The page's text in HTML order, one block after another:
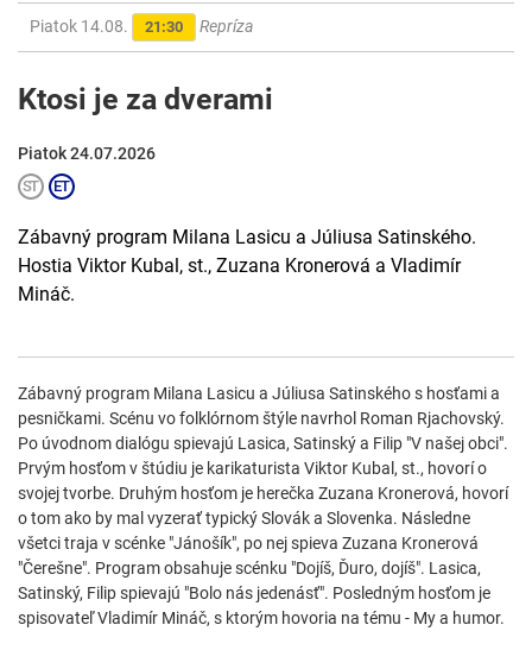
Piatok 14.08. 21:30 Repríza
Ktosi je za dverami
Piatok 24.07.2026
Zábavný program Milana Lasicu a Júliusa Satinského.
Hostia Viktor Kubal, st., Zuzana Kronerová a Vladimír
Mináč.
Zábavný program Milana Lasicu a Júliusa Satinského s hosťami a
pesničkami. Scénu vo folklórnom štýle navrhol Roman Rjachovský.
Po úvodnom dialógu spievajú Lasica, Satinský a Filip "V našej obci".
Prvým hosťom v štúdiu je karikaturista Viktor Kubal, st., hovorí o
svojej tvorbe. Druhým hosťom je herečka Zuzana Kronerová, hovorí
o tom ako by mal vyzerať typický Slovák a Slovenka. Následne
všetci traja v scénke "Jánošík", po nej spieva Zuzana Kronerová
"Čerešne". Program obsahuje scénku "Dojíš, Ďuro, dojíš". Lasica,
Satinský, Filip spievajú "Bolo nás jedenásť". Posledným hosťom je
spisovateľ Vladimír Mináč, s ktorým hovoria na tému - My a humor.